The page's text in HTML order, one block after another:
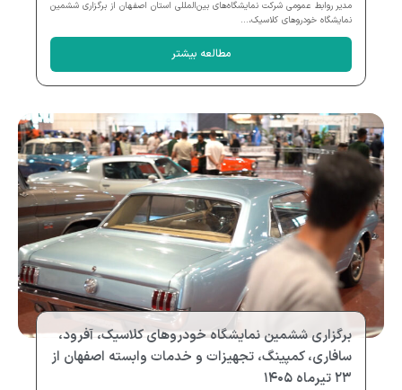
مدیر روابط عمومی شرکت نمایشگاه‌های بین‌المللی استان اصفهان از برگزاری ششمین
نمایشگاه خودروهای کلاسیک،...
مطالعه بیشتر
برگزاری ششمین نمایشگاه خودروهای کلاسیک، آفرود،
سافاری، کمپینگ، تجهیزات و خدمات وابسته اصفهان از
۲۳ تیرماه ۱۴۰۵